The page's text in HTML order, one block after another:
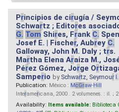
Principios de cirugía /
Schwartz ; Editores
G. Tom Shires, Frank C.
Josef E. | Fischer, Aubrey C.
Galloway, John M. Daly ; trs.
Martha Elena Araiza M.,
Pérez Gómez, Jorge Or
Samperio by Schwartz, Seymour I.
Publication: México : McGraw-Hill
Interamericana, 2000 . 2 volumenes. : il. ;
Availability: Items available: Biblioteca